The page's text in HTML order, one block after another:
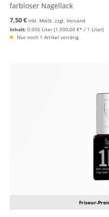
farbloser Nagellack
Inhalt: 0.005 Liter (1.500,00 €* / 1 Liter)
7,50 € inkl. MwSt. zzgl. Versand
Nur noch 1 Artikel vorrätig
Friseur-